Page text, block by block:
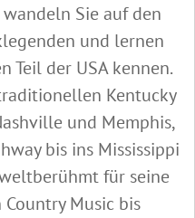
wandeln Sie auf den
und lernen
Teil der USA kennen.
Kentucky
und Memphis,
bis ins Mississippi
für seine
Music bis